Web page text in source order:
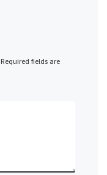
Required fields are